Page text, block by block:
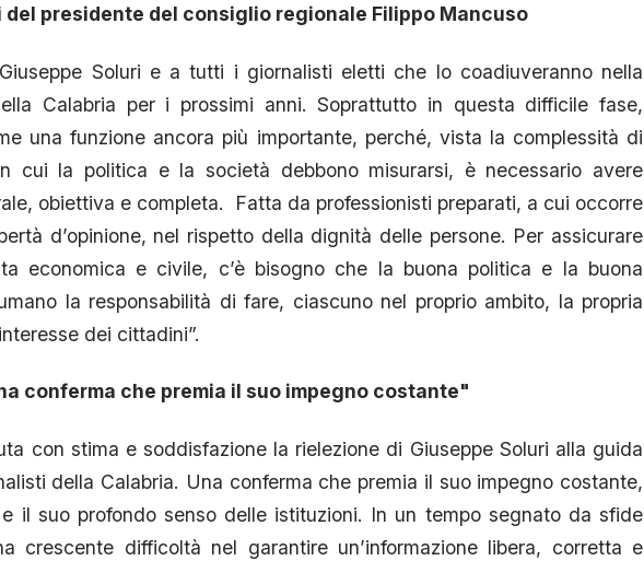
presidente del consiglio regionale Filippo Mancuso
Soluri e a tutti i giornalisti eletti che lo coadiuveranno nella
Calabria per i prossimi anni. Soprattutto in questa difficile fase,
una funzione ancora più importante, perché, vista la complessità di
cui la politica e la società debbono misurarsi, è necessario avere
obiettiva e completa. Fatta da professionisti preparati, a cui occorre
d’opinione, nel rispetto della dignità delle persone. Per assicurare
economica e civile, c’è bisogno che la buona politica e la buona
la responsabilità di fare, ciascuno nel proprio ambito, la propria
dei cittadini”.
conferma che premia il suo impegno costante"
con stima e soddisfazione la rielezione di Giuseppe Soluri alla guida
della Calabria. Una conferma che premia il suo impegno costante,
il suo profondo senso delle istituzioni. In un tempo segnato da sfide
crescente difficoltà nel garantire un’informazione libera, corretta e